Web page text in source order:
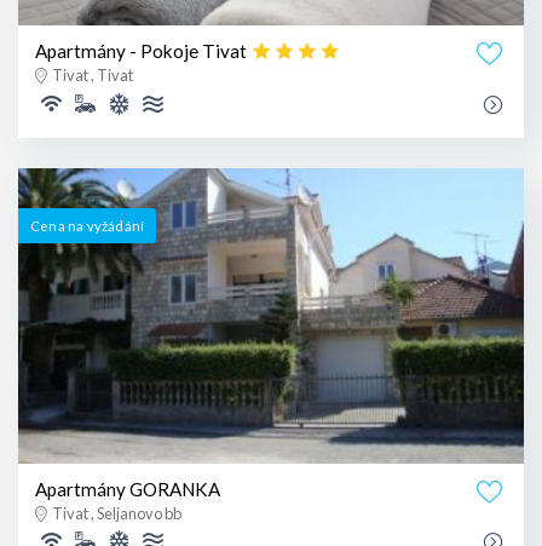
Apartmány - Pokoje Tivat
Tivat , Tivat
Cena na vyžádání
Apartmány GORANKA
Tivat , Seljanovo bb